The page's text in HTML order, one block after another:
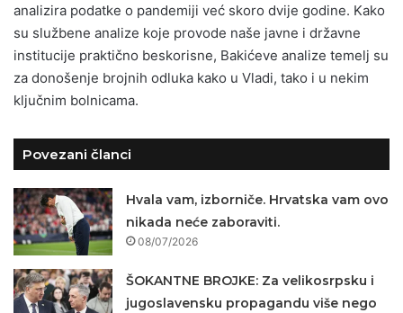
analizira podatke o pandemiji već skoro dvije godine. Kako
su službene analize koje provode naše javne i državne
institucije praktično beskorisne, Bakićeve analize temelj su
za donošenje brojnih odluka kako u Vladi, tako i u nekim
ključnim bolnicama.
Povezani članci
Hvala vam, izborniče. Hrvatska vam ovo
nikada neće zaboraviti.
08/07/2026
ŠOKANTNE BROJKE: Za velikosrpsku i
jugoslavensku propagandu više nego